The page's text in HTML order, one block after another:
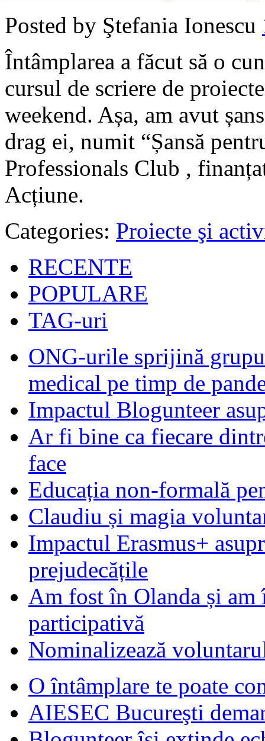
Posted by Ştefania Ionescu
Întâmplarea a făcut să o
cursul de scriere de
weekend. Așa, am avut
drag ei, numit “Șansă
Professionals Club ,
Acțiune.
Categories: Proiecte şi
RECENTE
POPULARE
TAG-uri
ONG-urile sprijină
medical pe timp de
Impactul Blogunteer
Ar fi bine ca fiecare
face
Educația non-formală
Claudiu și magia
Impactul Erasmus+
prejudecățile
Am fost în Olanda și am
participativă
Nominalizează
O întâmplare te poate
AIESEC Bucureşti